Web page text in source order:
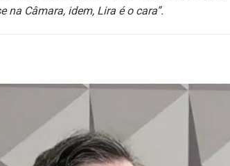
na Câmara, idem, Lira é o cara”.